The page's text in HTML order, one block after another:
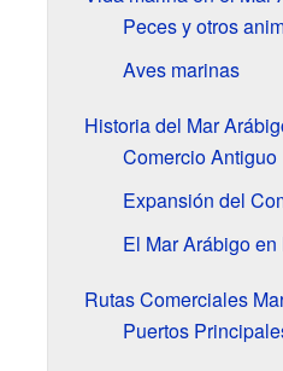
Peces y otros
Aves marinas
Historia del Mar
Comercio Antiguo
Expansión del
El Mar Arábigo
Rutas Comerciales
Puertos